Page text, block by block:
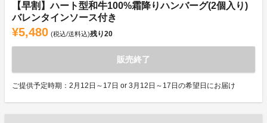
【早割】ハート型和牛100%霜降りハンバーグ(2個入り)
バレンタインソース付き
¥5,480 (税込/送料込)残り20
販売終了
ご提供予定時期：2月12日～17日 or 3月12日～17日の希望日にお届け